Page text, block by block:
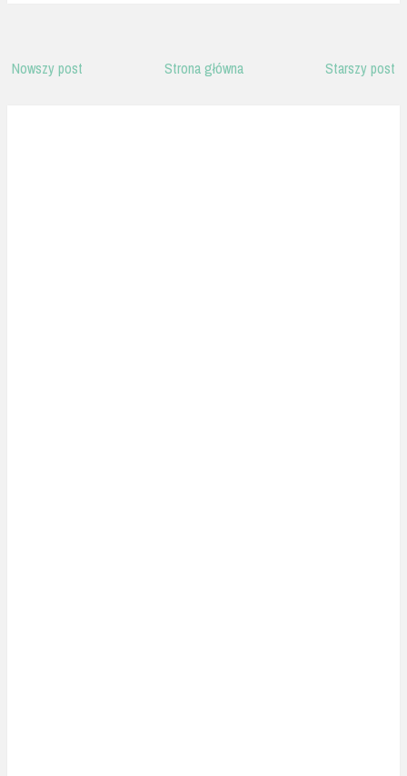
Nowszy post Starszy post
Strona główna